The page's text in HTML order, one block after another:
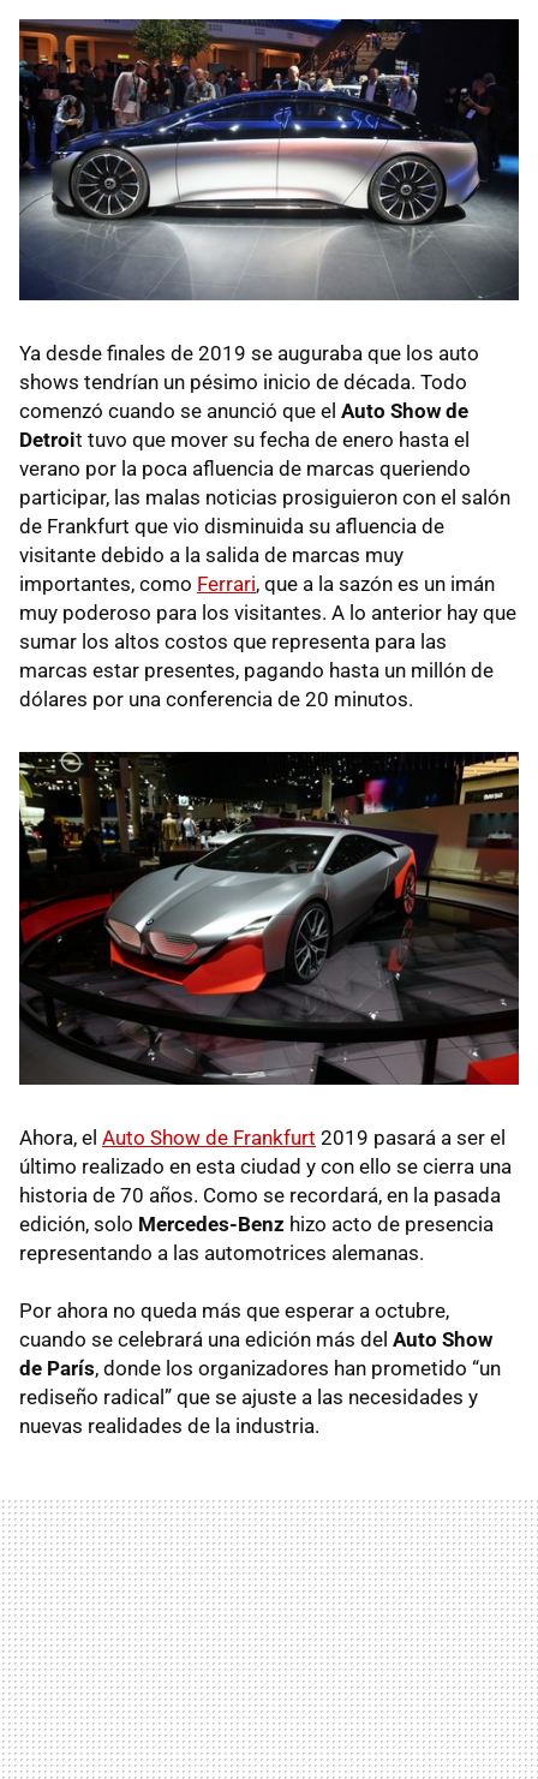
Ya desde finales de 2019 se auguraba que los auto
shows tendrían un pésimo inicio de década. Todo
comenzó cuando se anunció que el Auto Show de
Detroit tuvo que mover su fecha de enero hasta el
verano por la poca afluencia de marcas queriendo
participar, las malas noticias prosiguieron con el salón
de Frankfurt que vio disminuida su afluencia de
visitante debido a la salida de marcas muy
importantes, como Ferrari, que a la sazón es un imán
muy poderoso para los visitantes. A lo anterior hay que
sumar los altos costos que representa para las
marcas estar presentes, pagando hasta un millón de
dólares por una conferencia de 20 minutos.
Ahora, el Auto Show de Frankfurt 2019 pasará a ser el
último realizado en esta ciudad y con ello se cierra una
historia de 70 años. Como se recordará, en la pasada
edición, solo Mercedes-Benz hizo acto de presencia
representando a las automotrices alemanas.
Por ahora no queda más que esperar a octubre,
cuando se celebrará una edición más del Auto Show
de París, donde los organizadores han prometido “un
rediseño radical” que se ajuste a las necesidades y
nuevas realidades de la industria.